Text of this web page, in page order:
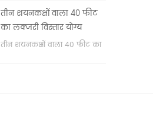
वॉश बेसिन & nbsp;
तीन शयनकक्षों वाला 40 फीट
का लक्जरी विस्तार योग्य
कंटेनर हाउस
तीन शयनकक्षों वाला 40 फीट का